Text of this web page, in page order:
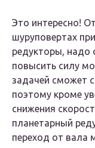
Это интересно!
шуруповертах
редукторы, надо
повысить силу
задачей сможет
поэтому кроме
снижения
планетарный
переход от вала